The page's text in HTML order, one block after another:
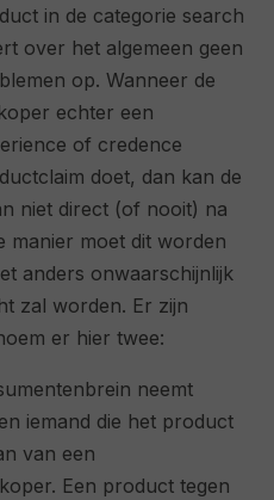
in de categorie search
over het algemeen geen
op. Wanneer de
echter een
of credence
doet, dan kan de
niet direct (of nooit) na
manier moet dit worden
anders onwaarschijnlijk
zal worden. Er zijn
er hier twee:
neemt
iemand die het product
van een
Een product tegen